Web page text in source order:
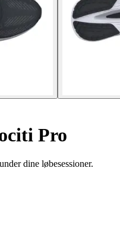
Pro
dine løbesessioner.